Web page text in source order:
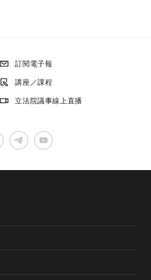
訂閱電子報
講座／課程
立法院議事線上直播